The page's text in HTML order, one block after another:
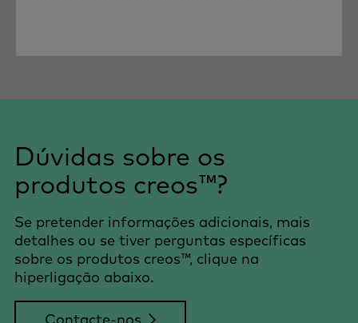
Dúvidas sobre os
produtos creos™?
Se pretender informações adicionais, mais
detalhes ou se tiver perguntas específicas
sobre os produtos creos™, clique na
hiperligação abaixo.